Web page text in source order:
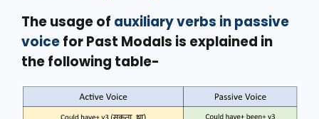
The usage of auxiliary verbs in passive
voicefor Past Modals is explained in
the following table-